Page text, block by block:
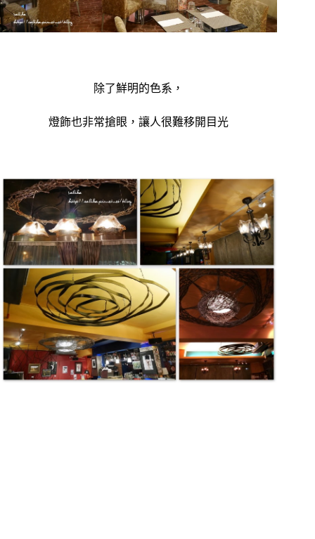
除了鮮明的色系，
燈飾也非常搶眼，讓人很難移開目光